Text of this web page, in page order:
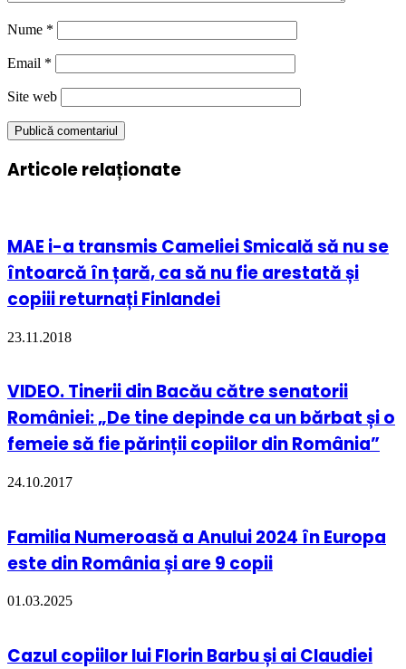
Nume *
Email *
Site web
Articole relaționate
MAE i-a transmis Cameliei Smicală să nu se
întoarcă în țară, ca să nu fie arestată și
copiii returnați Finlandei
23.11.2018
VIDEO. Tinerii din Bacău către senatorii
României: „De tine depinde ca un bărbat și o
femeie să fie părinții copiilor din România”
24.10.2017
Familia Numeroasă a Anului 2024 în Europa
este din România și are 9 copii
01.03.2025
Cazul copiilor lui Florin Barbu și ai Claudiei